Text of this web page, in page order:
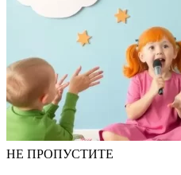
НЕ ПРОПУСТИТЕ